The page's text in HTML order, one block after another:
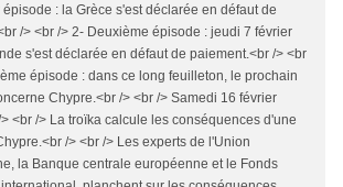
épisode : la Grèce s'est déclarée en défaut de
/> <br /> 2- Deuxième épisode : jeudi 7 février
s'est déclarée en défaut de paiement.<br /> <br
épisode : dans ce long feuilleton, le prochain
Chypre.<br /> <br /> Samedi 16 février
<br /> La troïka calcule les conséquences d'une
/> <br /> Les experts de l'Union
la Banque centrale européenne et le Fonds